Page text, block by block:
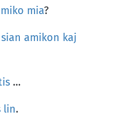
mia?
sian amikon kaj
…
lin.